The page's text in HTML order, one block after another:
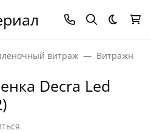
Темная
витраж Витражная
Decra Led